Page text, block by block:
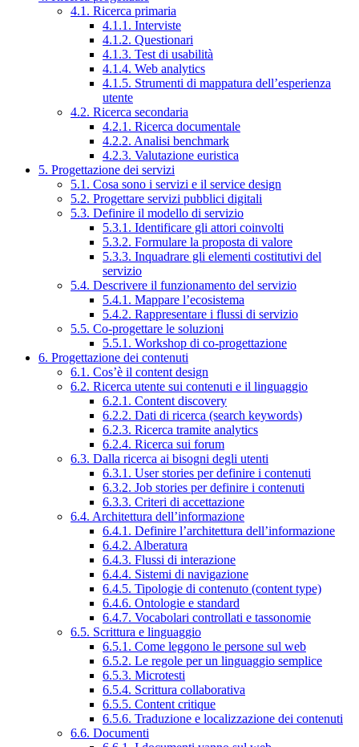
4.1. Ricerca primaria
4.1.1. Interviste
4.1.2. Questionari
4.1.3. Test di usabilità
4.1.4. Web analytics
4.1.5. Strumenti di mappatura dell’esperienza
utente
4.2. Ricerca secondaria
4.2.1. Ricerca documentale
4.2.2. Analisi benchmark
4.2.3. Valutazione euristica
5. Progettazione dei servizi
5.1. Cosa sono i servizi e il service design
5.2. Progettare servizi pubblici digitali
5.3. Definire il modello di servizio
5.3.1. Identificare gli attori coinvolti
5.3.2. Formulare la proposta di valore
5.3.3. Inquadrare gli elementi costitutivi del
servizio
5.4. Descrivere il funzionamento del servizio
5.4.1. Mappare l’ecosistema
5.4.2. Rappresentare i flussi di servizio
5.5. Co-progettare le soluzioni
5.5.1. Workshop di co-progettazione
6. Progettazione dei contenuti
6.1. Cos’è il content design
6.2. Ricerca utente sui contenuti e il linguaggio
6.2.1. Content discovery
6.2.2. Dati di ricerca (search keywords)
6.2.3. Ricerca tramite analytics
6.2.4. Ricerca sui forum
6.3. Dalla ricerca ai bisogni degli utenti
6.3.1. User stories per definire i contenuti
6.3.2. Job stories per definire i contenuti
6.3.3. Criteri di accettazione
6.4. Architettura dell’informazione
6.4.1. Definire l’architettura dell’informazione
6.4.2. Alberatura
6.4.3. Flussi di interazione
6.4.4. Sistemi di navigazione
6.4.5. Tipologie di contenuto (content type)
6.4.6. Ontologie e standard
6.4.7. Vocabolari controllati e tassonomie
6.5. Scrittura e linguaggio
6.5.1. Come leggono le persone sul web
6.5.2. Le regole per un linguaggio semplice
6.5.3. Microtesti
6.5.4. Scrittura collaborativa
6.5.5. Content critique
6.5.6. Traduzione e localizzazione dei contenuti
6.6. Documenti